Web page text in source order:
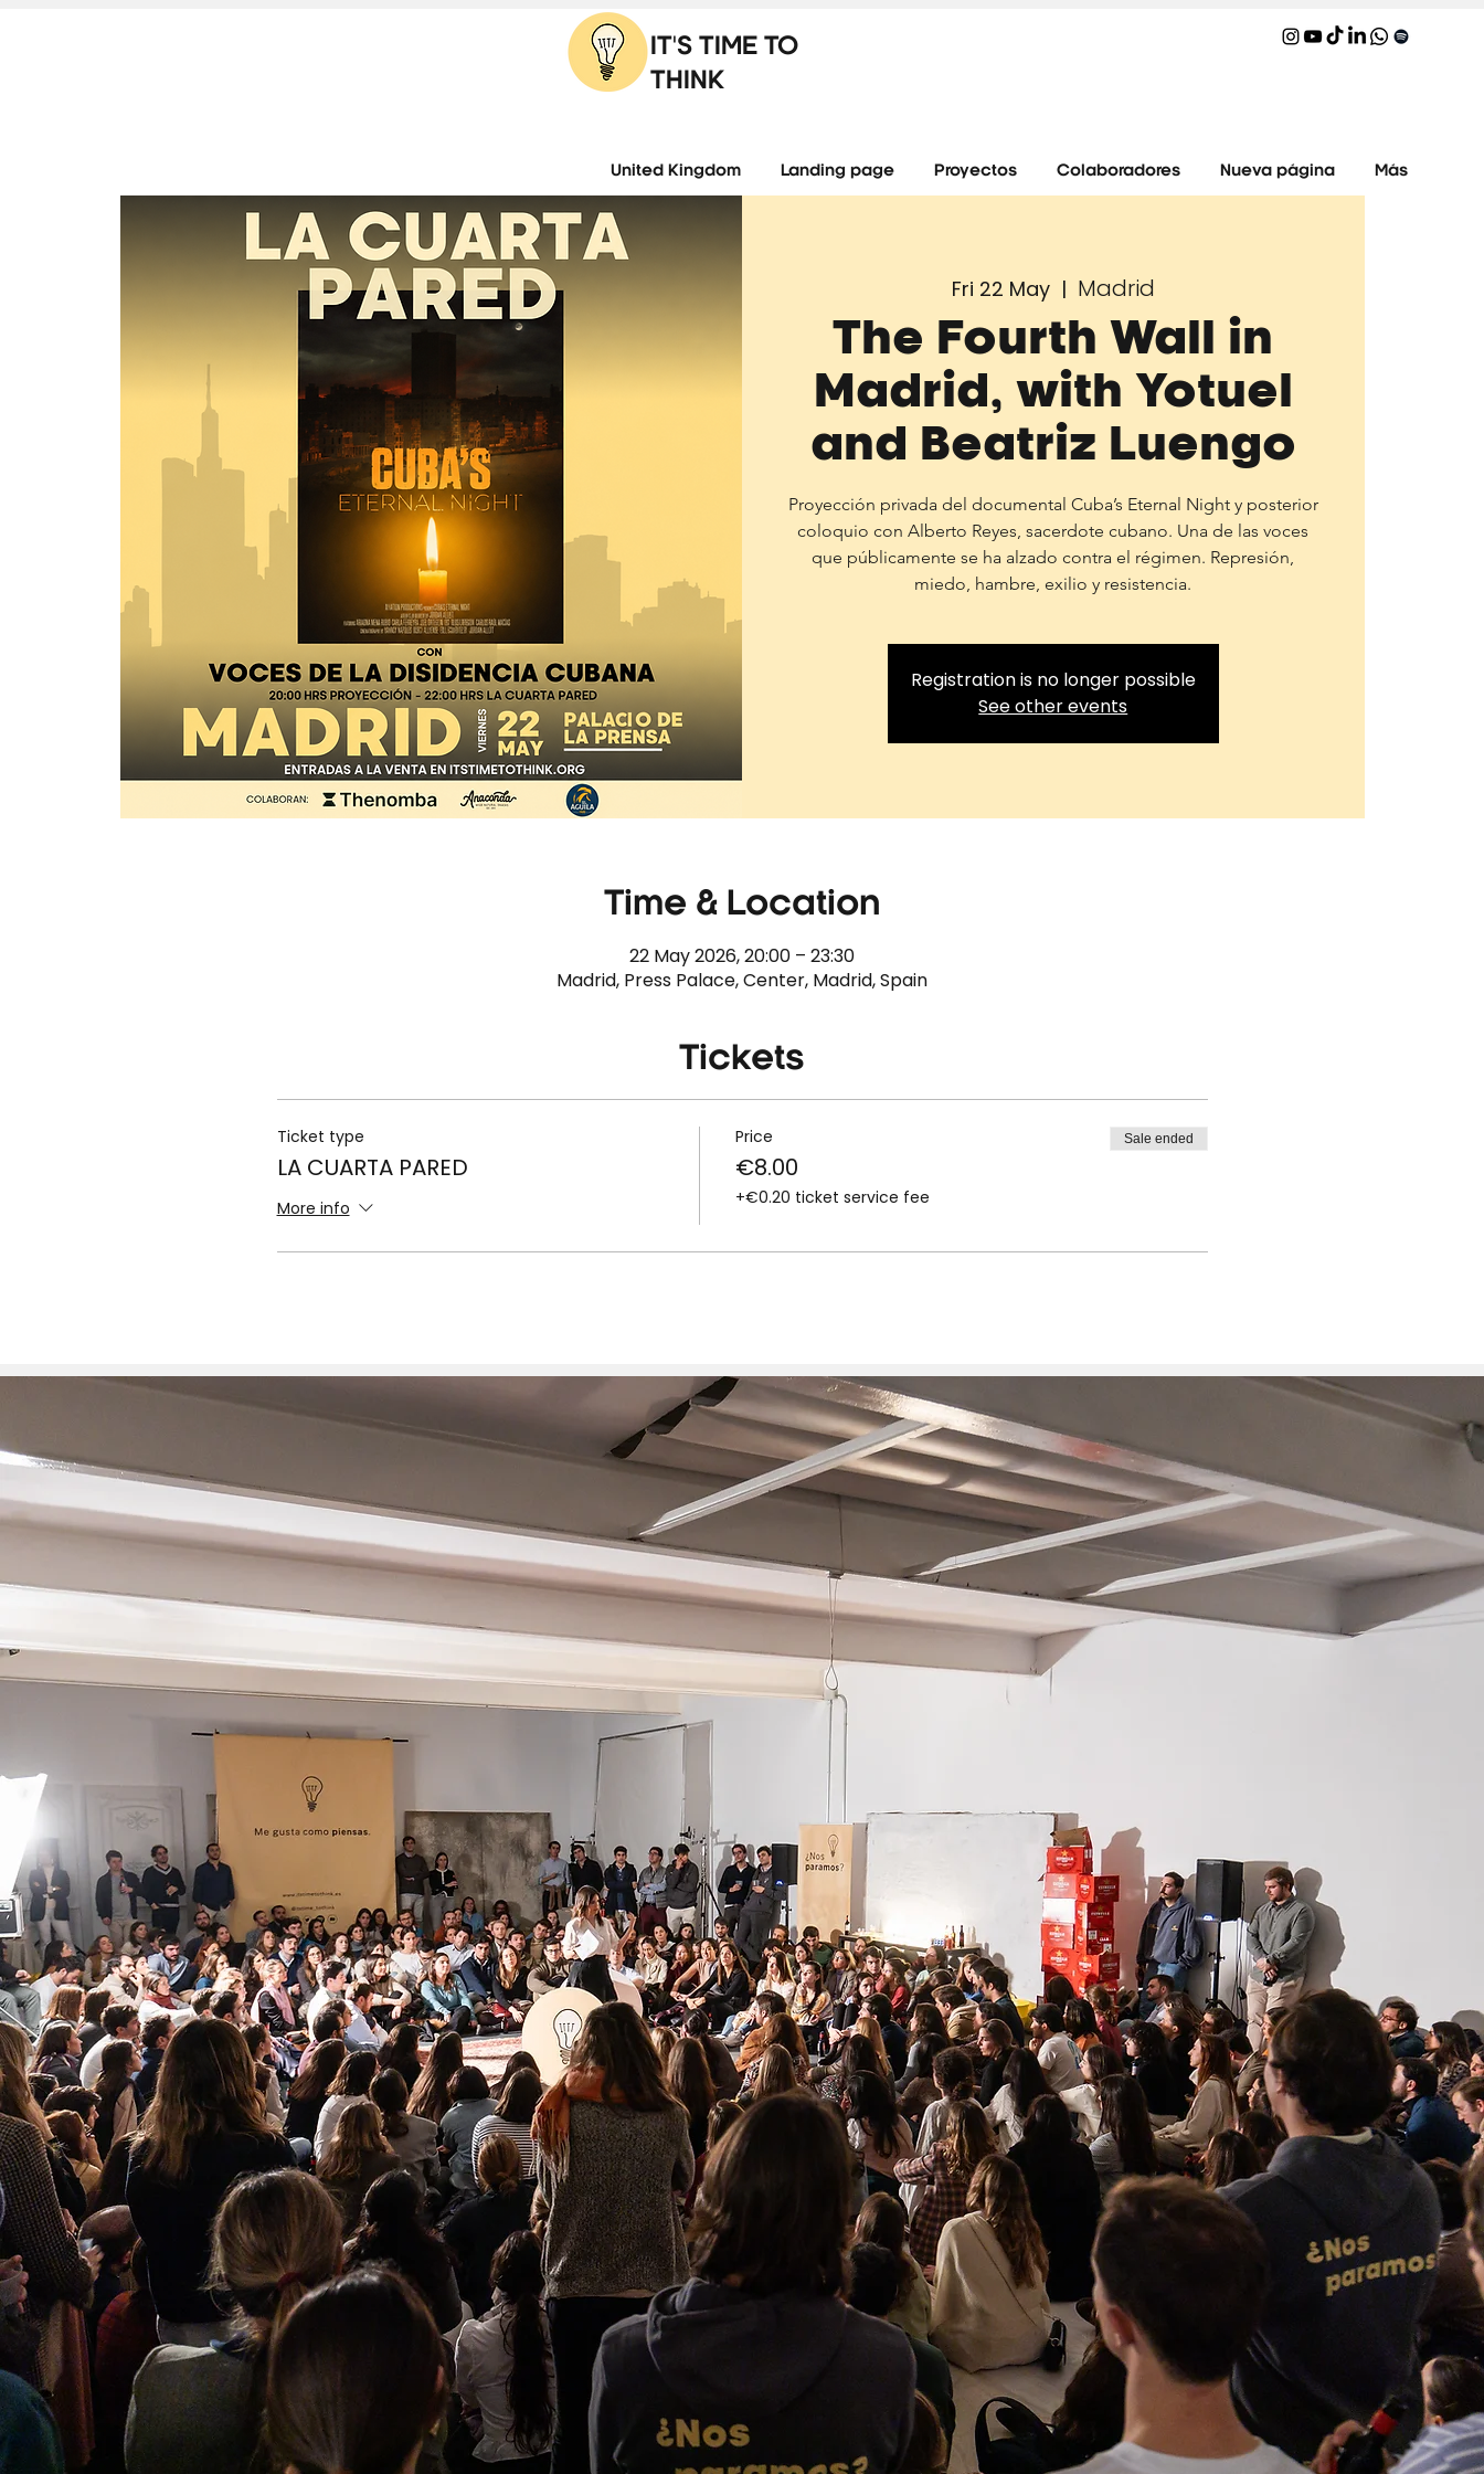
IT'S TIME TO
THINK
United Kingdom Landing page Proyectos Colaboradores Nueva página Más
Fri 22 May
  |
Madrid
The Fourth Wall in
Madrid, with Yotuel
and Beatriz Luengo
Proyección privada del documental Cuba’s Eternal Night y posterior
coloquio con Alberto Reyes, sacerdote cubano. Una de las voces
que públicamente se ha alzado contra el régimen. Represión,
miedo, hambre, exilio y resistencia.
Registration is no longer possible
See other events
Time & Location
22 May 2026, 20:00 – 23:30
Madrid, Press Palace, Center, Madrid, Spain
Tickets
Ticket type
LA CUARTA PARED
More info
Price
€8.00
+€0.20 ticket service fee
Sale ended